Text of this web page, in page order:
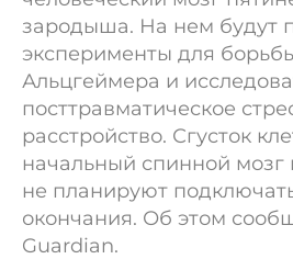
зародыша. На нем будут
эксперименты для
Альцгеймера и
посттравматическое
расстройство. Сгусток
начальный спинной мозг
не планируют
окончания. Об этом
Guardian.